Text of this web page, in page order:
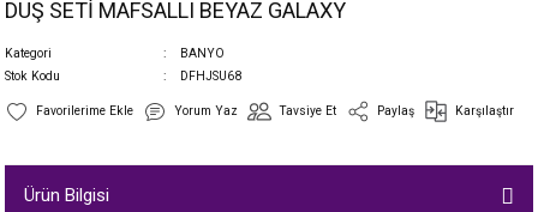
DUŞ SETİ MAFSALLI BEYAZ GALAXY
Kategori
BANYO
Stok Kodu
DFHJSU68
Yorum Yaz Tavsiye Et Paylaş Karşılaştır
Ürün Bilgisi